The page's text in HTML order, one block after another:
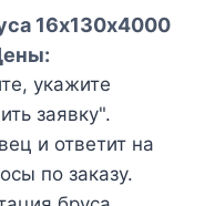
16х130х4000
укажите
заявку".
и ответит на
по заказу.